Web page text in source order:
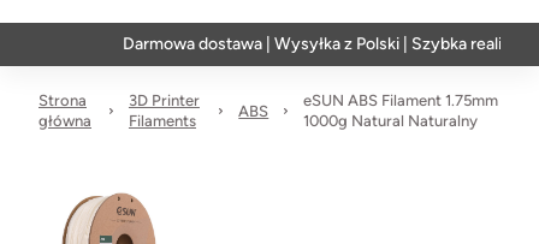
Darmowa dostawa | Wysyłka z Polski | Szybka realizacja w
Strona
główna
3D Printer
Filaments
ABS
eSUN ABS Filament 1.75mm
1000g Natural Naturalny